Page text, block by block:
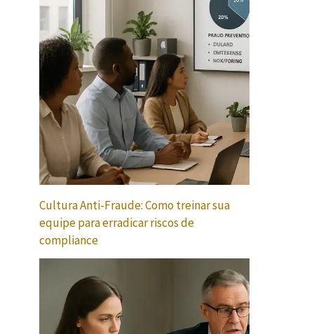
Cultura Anti-Fraude: Como treinar sua
equipe para erradicar riscos de
compliance